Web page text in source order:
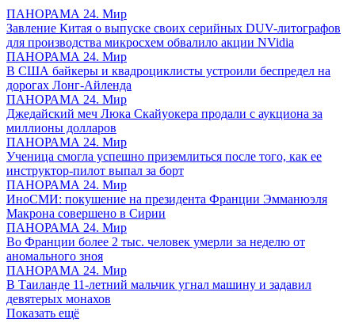
ПАНОРАМА 24. Мир
Завление Китая о выпуске своих серийных DUV-литографов
для производства микросхем обвалило акции NVidia
ПАНОРАМА 24. Мир
В США байкеры и квадроциклисты устроили беспредел на
дорогах Лонг-Айленда
ПАНОРАМА 24. Мир
Джедайский меч Люка Скайуокера продали с аукциона за
миллионы долларов
ПАНОРАМА 24. Мир
Ученица смогла успешно приземлиться после того, как ее
инструктор-пилот выпал за борт
ПАНОРАМА 24. Мир
ИноСМИ: покушение на президента Франции Эмманюэля
Макрона совершено в Сирии
ПАНОРАМА 24. Мир
Во Франции более 2 тыс. человек умерли за неделю от
аномального зноя
ПАНОРАМА 24. Мир
В Таиланде 11-летний мальчик угнал машину и задавил
девятерых монахов
Показать ещё